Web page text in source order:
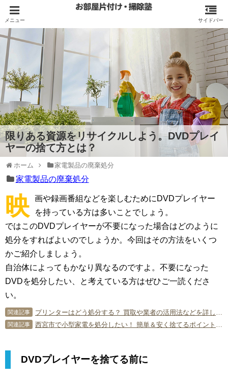
限りある資源をリサイクルしよう。DVDプレイ
ヤーの捨て方とは？
ホーム 家電製品の廃棄処分
家電製品の廃棄処分
映 画や録画番組などを楽しむためにDVDプレイヤー
を持っている方は多いことでしょう。
ではこのDVDプレイヤーが不要になった場合はどのように
処分をすればよいのでしょうか。今回はその方法をいくつ
かご紹介しましょう。
自治体によってもかなり異なるのですよ。不要になった
DVDを処分したい、と考えている方はぜひご一読くださ
い。
関連記事 プリンターはどう処分する？ 買取や業者の活用法などを詳しくご紹介
関連記事 西宮市で小型家電を処分したい！ 簡単＆安く捨てるポイントを解説！
DVDプレイヤーを捨てる前に